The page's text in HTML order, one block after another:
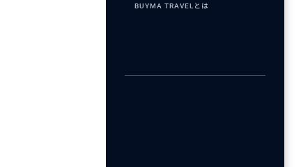
BUYMA TRAVELとは